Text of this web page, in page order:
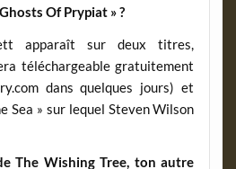
Of Prypiat » ?
apparaît sur deux titres,
téléchargeable gratuitement
dans quelques jours) et
Sea » sur lequel Steven Wilson
The Wishing Tree, ton autre